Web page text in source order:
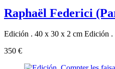
Raphaël Federici
Edición . 40 x 30 x 2 cm Edición .
350 €